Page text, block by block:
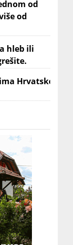
od
od
hleb ili
Hrvatske